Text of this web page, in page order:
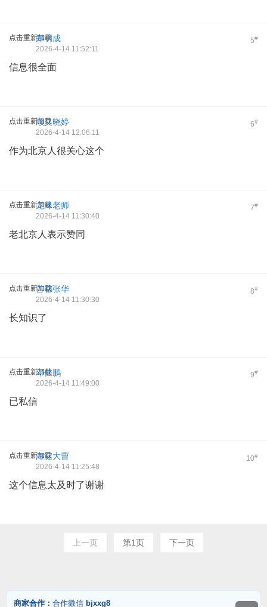
点击重新加载 5#
郑明成
2026-4-14 11:52:11
信息很全面
点击重新加载 6#
顺义晓婷
2026-4-14 12:06:11
作为北京人很关心这个
点击重新加载 7#
龙泽老师
2026-4-14 11:30:40
老北京人表示赞同
点击重新加载 8#
首都张华
2026-4-14 11:30:30
长知识了
点击重新加载 9#
邓佳鹏
2026-4-14 11:49:00
已私信
点击重新加载 10#
海淀大曹
2026-4-14 11:25:48
这个信息太及时了谢谢
上一页 第1页 下一页
商家合作： 合作微信 bjxxg8